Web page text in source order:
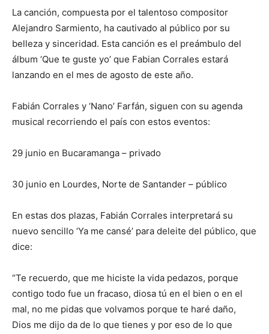
La canción, compuesta por el talentoso compositor
Alejandro Sarmiento, ha cautivado al público por su
belleza y sinceridad. Esta canción es el preámbulo del
álbum ‘Que te guste yo’ que Fabian Corrales estará
lanzando en el mes de agosto de este año.
Fabián Corrales y ‘Nano’ Farfán, siguen con su agenda
musical recorriendo el país con estos eventos:
29 junio en Bucaramanga – privado
30 junio en Lourdes, Norte de Santander – público
En estas dos plazas, Fabián Corrales interpretará su
nuevo sencillo ‘Ya me cansé’ para deleite del público, que
dice:
“Te recuerdo, que me hiciste la vida pedazos, porque
contigo todo fue un fracaso, diosa tú en el bien o en el
mal, no me pidas que volvamos porque te haré daño,
Dios me dijo da de lo que tienes y por eso de lo que